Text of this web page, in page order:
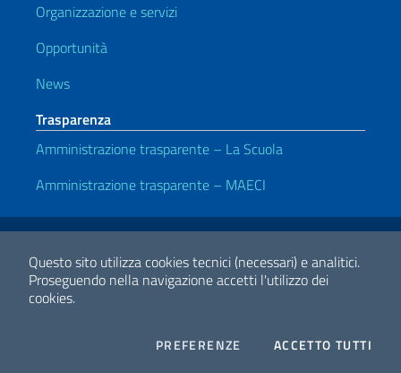
Questo sito utilizza cookies tecnici (necessari) e analitici.
Proseguendo nella navigazione accetti l'utilizzo dei
cookies.
PREFERENZE COOKIESACCETTO TUTTI
Organizzazione e servizi
Opportunità
News
Trasparenza
Amministrazione trasparente – La Scuola
Amministrazione trasparente – MAECI
Link Utili